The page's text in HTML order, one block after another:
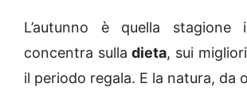
L’autunno è quella
concentra sulladieta, sui
il periodo regala. E la natura, da